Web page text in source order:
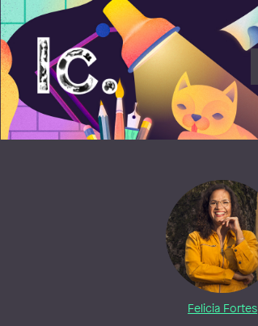
Illustratörcentrum
Felicia Fortes